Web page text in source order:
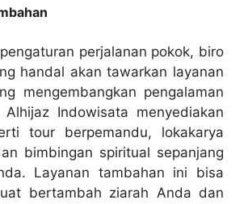
perjalanan pokok, biro
handal akan tawarkan layanan
mengembangkan pengalaman
Indowisata menyediakan
tour berpemandu, lokakarya
bimbingan spiritual sepanjang
Layanan tambahan ini bisa
bertambah ziarah Anda dan